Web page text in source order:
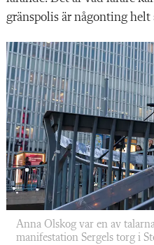
gränspolis är någonting helt
Anna Olskog var en av
manifestation Sergels torg i